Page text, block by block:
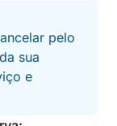
pelo
sua
e